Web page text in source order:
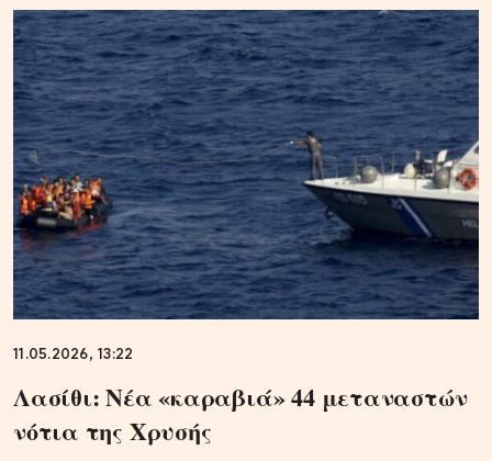
11.05.2026, 13:22
Λασίθι: Νέα «καραβιά» 44 μεταναστών
νότια της Χρυσής